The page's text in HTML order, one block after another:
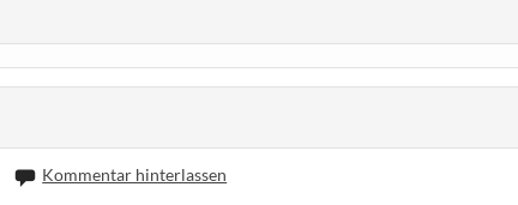
Kommentar hinterlassen